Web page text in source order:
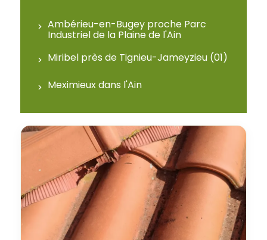
Ambérieu-en-Bugey proche Parc
Industriel de la Plaine de l'Ain
Miribel près de Tignieu-Jameyzieu (01)
Meximieux dans l'Ain